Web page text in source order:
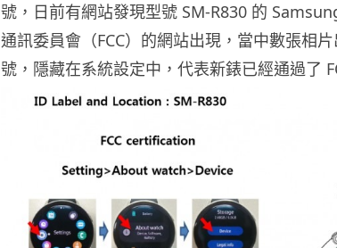
號，日前有網站發現型號 SM-R830 的
通訊委員會（FCC）的網站出現，當中數張相片
號，隱藏在系統設定中，代表新錶已經通過了